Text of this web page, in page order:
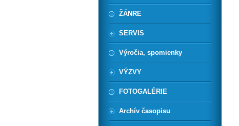
ŽÁNRE
SERVIS
Výročia, spomienky
VÝZVY
FOTOGALÉRIE
Archív časopisu